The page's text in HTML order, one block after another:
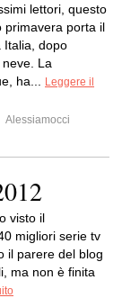
lettori, questo
primavera porta il
Italia, dopo
La
ha...
Leggere il
Alessiamocci
visto il
migliori serie tv
il parere del blog
ma non è finita